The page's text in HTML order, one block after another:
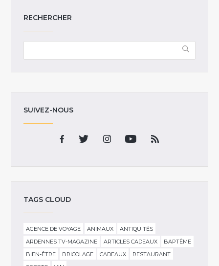
RECHERCHER
SUIVEZ-NOUS
TAGS CLOUD
AGENCE DE VOYAGE ANIMAUX
ANTIQUITÉS
ARDENNES TV-MAGAZINE
ARTICLES CADEAUX
BAPTÊME
BIEN-ÊTRE
BRICOLAGE CADEAUX
RESTAURANT